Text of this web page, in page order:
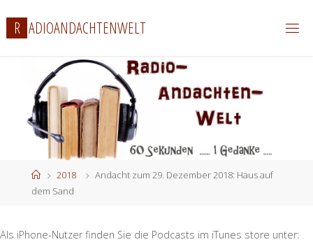
Inhalt
springen
R ADIOANDACHTENWELT
Start2018
Andacht zum 29. Dezember 2018: Haus auf
dem Sand
Als iPhone-Nutzer finden Sie die Podcasts im iTunes store unter: